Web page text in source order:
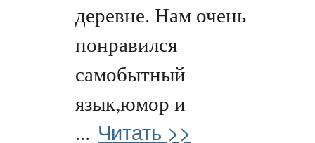
деревне. Нам очень
понравился
самобытный
язык,юмор и
... Читать >>